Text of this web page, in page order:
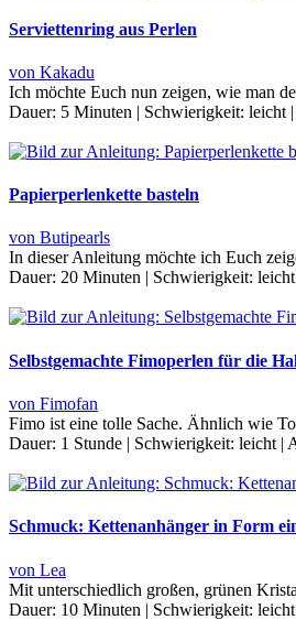
Serviettenring aus Perlen
von Kakadu
Ich möchte Euch nun zeigen, wie man
Dauer: 5 Minuten | Schwierigkeit: leicht |
Papierperlenkette basteln
von Butipearls
In dieser Anleitung möchte ich Euch
Dauer: 20 Minuten Schwierigkeit: leicht
Selbstgemachte Fimoperlen für die
von Fimofan
Fimo ist eine tolle Sache. Ähnlich wie
Dauer: 1 Stunde | Schwierigkeit: leicht |
Schmuck: Kettenanhänger in Form
von Lea
Mit unterschiedlich großen, grünen
Dauer: 10 Minuten | Schwierigkeit: leicht